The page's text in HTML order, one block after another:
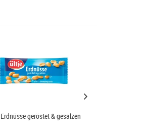
geröstet & gesalzen